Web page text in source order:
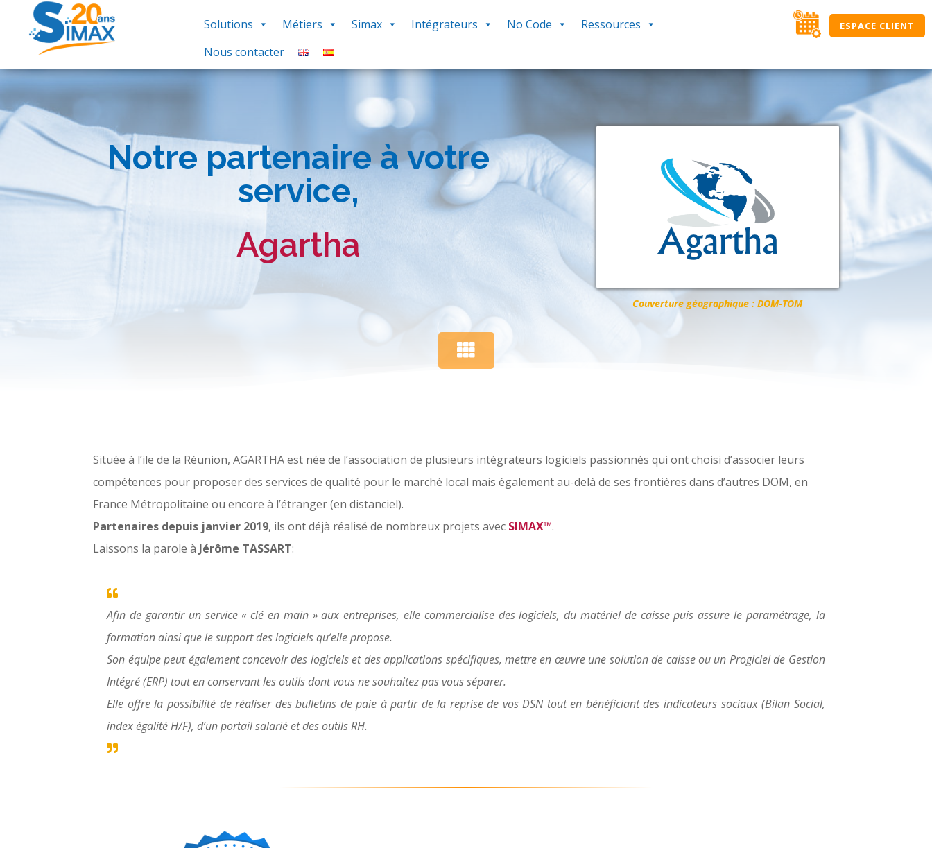
Solutions Métiers Simax Intégrateurs No Code
Ressources
Nous contacter
ESPACE CLIENT
Notre partenaire à votre
service,
Agartha
Couverture géographique : DOM-TOM
Située à l’ile de la Réunion, AGARTHA est née de l’association de plusieurs intégrateurs logiciels passionnés qui ont choisi d’associer leurs
compétences pour proposer des services de qualité pour le marché local mais également au-delà de ses frontières dans d’autres DOM, en
France Métropolitaine ou encore à l’étranger (en distanciel).
Partenaires depuis janvier 2019, ils ont déjà réalisé de nombreux projets avec SIMAX™.
Laissons la parole à Jérôme TASSART:
Afin de garantir un service « clé en main » aux entreprises, elle commercialise des logiciels, du matériel de caisse puis assure le paramétrage, la
formation ainsi que le support des logiciels qu’elle propose.
Son équipe peut également concevoir des logiciels et des applications spécifiques, mettre en œuvre une solution de caisse ou un Progiciel de Gestion
Intégré (ERP) tout en conservant les outils dont vous ne souhaitez pas vous séparer.
Elle offre la possibilité de réaliser des bulletins de paie à partir de la reprise de vos DSN tout en bénéficiant des indicateurs sociaux (Bilan Social,
index égalité H/F), d’un portail salarié et des outils RH.